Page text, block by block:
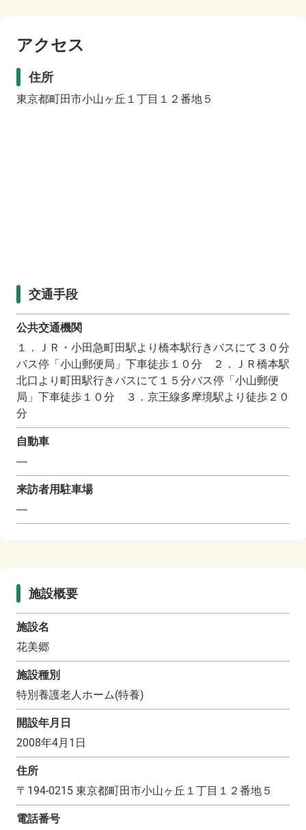
アクセス
住所
東京都町田市小山ヶ丘１丁目１２番地５
交通手段
公共交通機関
１．ＪＲ・小田急町田駅より橋本駅行きバスにて３０分
バス停「小山郵便局」下車徒歩１０分 ２．ＪＲ橋本駅
北口より町田駅行きバスにて１５分バス停「小山郵便
局」下車徒歩１０分 ３．京王線多摩境駅より徒歩２０
分
自動車
―
来訪者用駐車場
―
施設概要
施設名
花美郷
施設種別
特別養護老人ホーム(特養)
開設年月日
2008年4月1日
住所
〒 194-0215 東京都町田市小山ヶ丘１丁目１２番地５
電話番号